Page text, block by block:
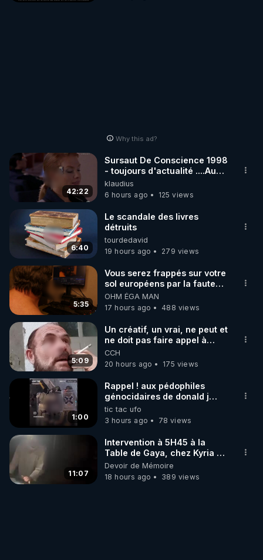
Why this ad?
42:22
Sursaut De Conscience 1998
- toujours d'actualité ....Au
Dela Du Réel
klaudius
6 hours ago
125 views
6:40
Le scandale des livres
détruits
tourdedavid
19 hours ago
279 views
5:35
Vous serez frappés sur votre
sol européens par la faute
des dirigeants qui s'en
mettent dans le nez
OHM ÉGA MAN
17 hours ago
488 views
5:09
Un créatif, un vrai, ne peut et
ne doit pas faire appel à
l'intelligence artificielle
CCH
20 hours ago
175 views
1:00
Rappel ! aux pédophiles
génocidaires de donald j
trump et ses supporters
trumpistes 424et 666.
tic tac ufo
3 hours ago
78 views
11:07
Intervention à 5H45 à la
Table de Gaya, chez Kyria et
Manu. 6/08/2026 PARTAGEZ
!
Devoir de Mémoire
18 hours ago
389 views